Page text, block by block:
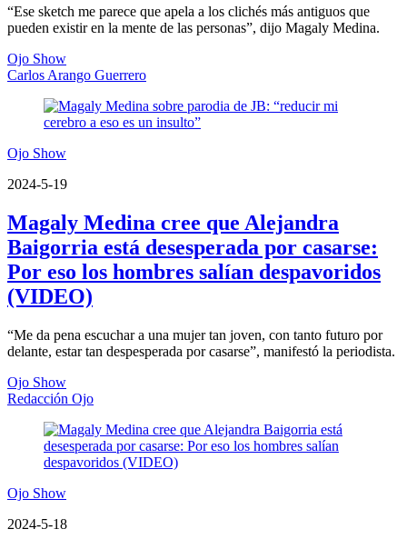
“Ese sketch me parece que apela a los clichés más antiguos que
pueden existir en la mente de las personas”, dijo Magaly Medina.
Ojo Show
Carlos Arango Guerrero
Ojo Show
2024-5-19
Magaly Medina cree que Alejandra
Baigorria está desesperada por casarse:
Por eso los hombres salían despavoridos
(VIDEO)
“Me da pena escuchar a una mujer tan joven, con tanto futuro por
delante, estar tan despesperada por casarse”, manifestó la periodista.
Ojo Show
Redacción Ojo
Ojo Show
2024-5-18